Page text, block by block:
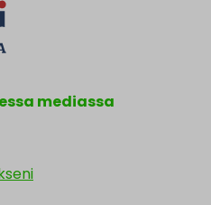
mediassa